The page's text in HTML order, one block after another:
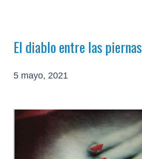
El diablo entre las piernas
5 mayo, 2021